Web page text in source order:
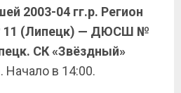
2003-04 гг.р. Регион
(Липецк) — ДЮСШ №
СК «Звёздный»
Начало в 14:00.